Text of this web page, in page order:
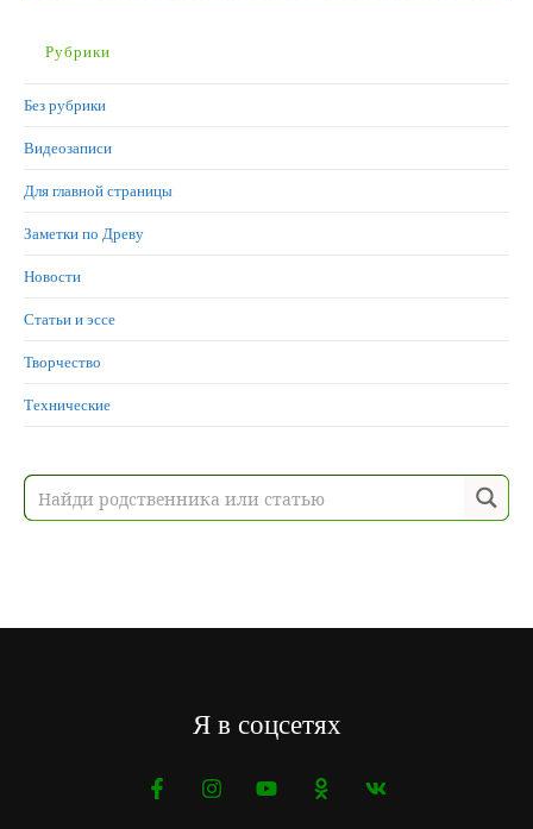
Рубрики
Без рубрики
Видеозаписи
Для главной страницы
Заметки по Древу
Новости
Статьи и эссе
Творчество
Технические
Я в соцсетях